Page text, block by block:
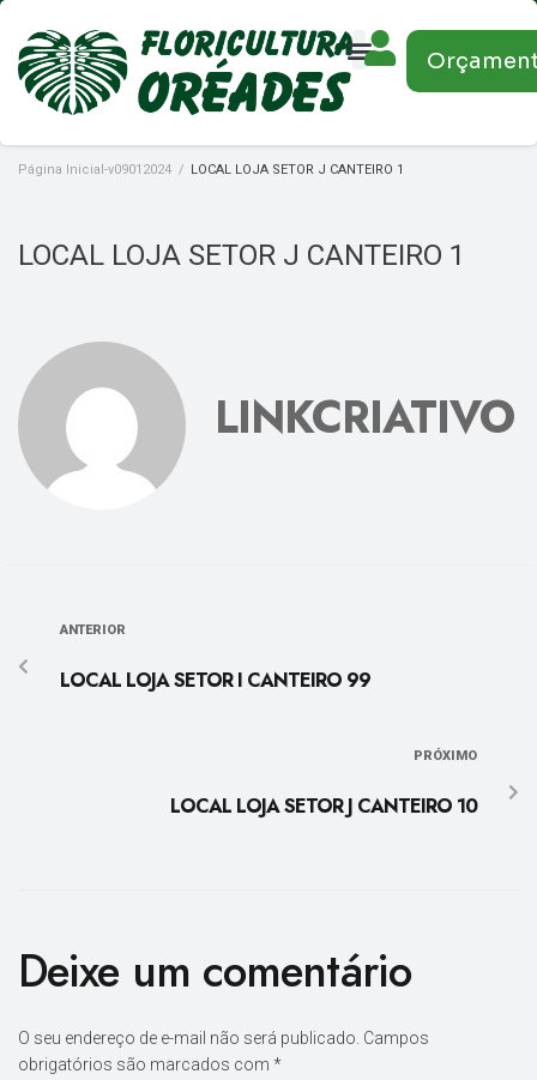
Página Inicial-v09012024 / LOCAL LOJA SETOR J CANTEIRO 1
LOCAL LOJA SETOR J CANTEIRO 1
LINKCRIATIVO
ANTERIOR
LOCAL LOJA SETOR I CANTEIRO 99
PRÓXIMO
LOCAL LOJA SETOR J CANTEIRO 10
Deixe um comentário
O seu endereço de e-mail não será publicado. Campos
obrigatórios são marcados com *